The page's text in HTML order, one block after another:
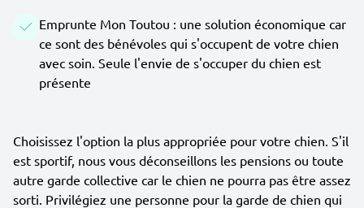
Emprunte Mon Toutou : une solution économique car
ce sont des bénévoles qui s'occupent de votre chien
avec soin. Seule l'envie de s'occuper du chien est
présente
Choisissez l'option la plus appropriée pour votre chien. S'il
est sportif, nous vous déconseillons les pensions ou toute
autre garde collective car le chien ne pourra pas être assez
sorti. Privilégiez une personne pour la garde de chien qui